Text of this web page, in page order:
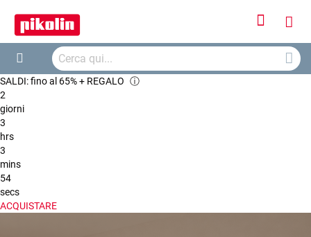
Accedi
Cerca
Cerca
SALDI: fino al 65% + REGALO ⓘ
2
giorni
3
hrs
3
mins
53
secs
ACQUISTARE